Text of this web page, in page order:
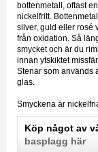
bottenmetall, oftast
nickelfritt.
silver, guld eller rosé
från oxidation. Så
smycket och är du
innan ytskiktet
Stenar som används
glas.
Smyckena är
Köp något av
basplagg här